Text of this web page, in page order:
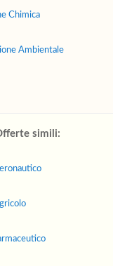
Chimica
Ambientale
simili: